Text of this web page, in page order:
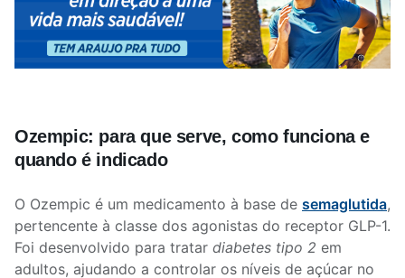
Ozempic: para que serve, como funciona e
quando é indicado
O Ozempic é um medicamento à base de semaglutida,
pertencente à classe dos agonistas do receptor GLP-1.
Foi desenvolvido para tratar diabetes tipo 2 em
adultos, ajudando a controlar os níveis de açúcar no